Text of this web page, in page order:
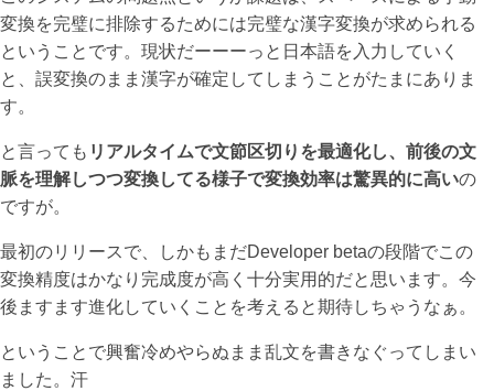
変換を完璧に排除するためには完璧な漢字変換が求められる
ということです。現状だーーーっと日本語を入力していく
と、誤変換のまま漢字が確定してしまうことがたまにありま
す。
と言っても リアルタイムで文節区切りを最適化し、前後の文
脈を理解しつつ変換してる様子で変換効率は驚異的に高いの
ですが。
最初のリリースで、しかもまだDeveloper betaの段階でこの
変換精度はかなり完成度が高く十分実用的だと思います。今
後ますます進化していくことを考えると期待しちゃうなぁ。
ということで興奮冷めやらぬまま乱文を書きなぐってしまい
ました。汗